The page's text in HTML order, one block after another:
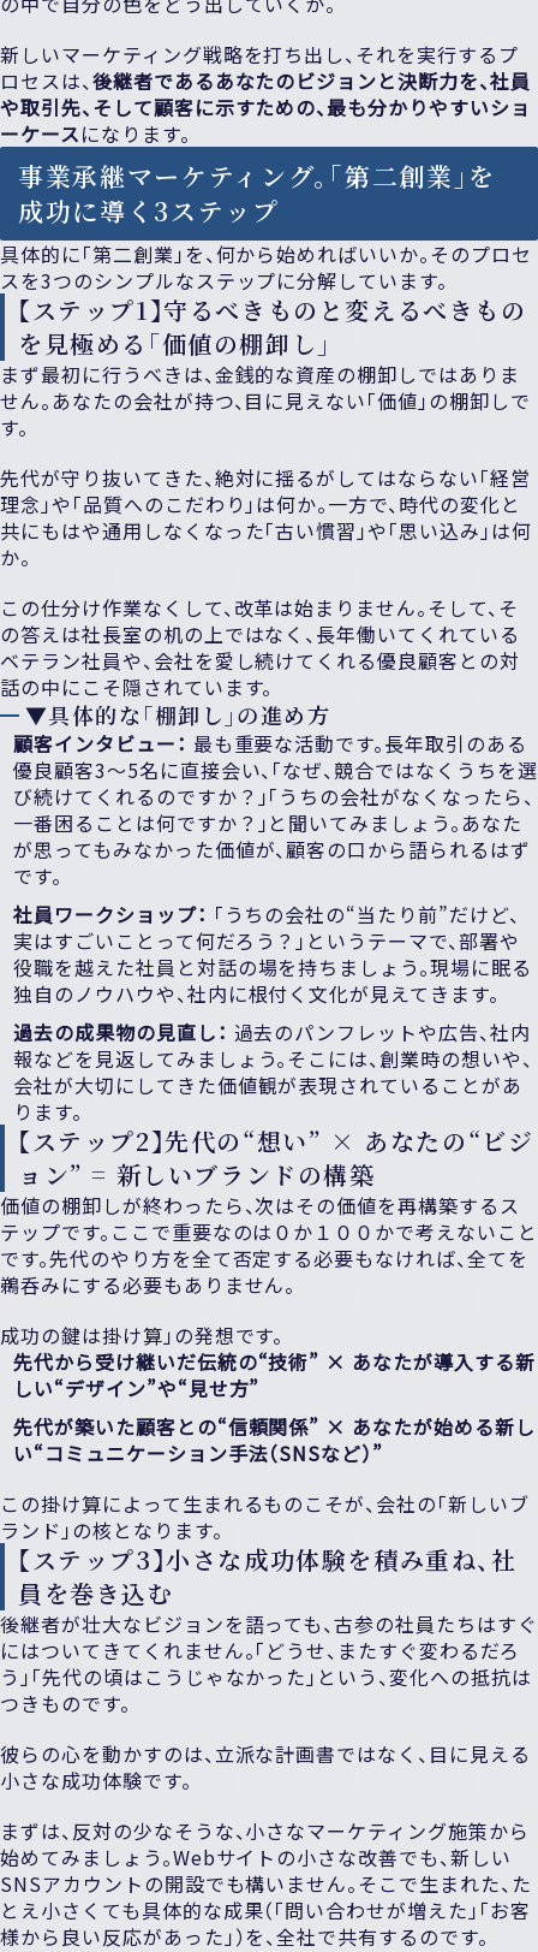
新しいマーケティング戦略を打ち出し、それを実行するプ
ロセスは、後継者であるあなたのビジョンと決断力を、社員
や取引先、そして顧客に示すための、最も分かりやすいショ
ーケースになります。
事業承継マーケティング。「第二創業」を
成功に導く3ステップ
具体的に「第二創業」を、何から始めればいいか。そのプロセ
スを3つのシンプルなステップに分解しています。
【ステップ1】守るべきものと変えるべきもの
を見極める「価値の棚卸し」
まず最初に行うべきは、金銭的な資産の棚卸しではありま
せん。あなたの会社が持つ、目に見えない「価値」の棚卸しで
す。
先代が守り抜いてきた、絶対に揺るがしてはならない「経営
理念」や「品質へのこだわり」は何か。一方で、時代の変化と
共にもはや通用しなくなった「古い慣習」や「思い込み」は何
か。
この仕分け作業なくして、改革は始まりません。そして、そ
の答えは社長室の机の上ではなく、長年働いてくれている
ベテラン社員や、会社を愛し続けてくれる優良顧客との対
話の中にこそ隠されています。
▼具体的な「棚卸し」の進め方
顧客インタビュー： 最も重要な活動です。長年取引のある
優良顧客3〜5名に直接会い、「なぜ、競合ではなくうちを選
び続けてくれるのですか？」「うちの会社がなくなったら、
一番困ることは何ですか？」と聞いてみましょう。あなた
が思ってもみなかった価値が、顧客の口から語られるはず
です。
社員ワークショップ： 「うちの会社の“当たり前”だけど、
実はすごいことって何だろう？」というテーマで、部署や
役職を越えた社員と対話の場を持ちましょう。現場に眠る
独自のノウハウや、社内に根付く文化が見えてきます。
過去の成果物の見直し： 過去のパンフレットや広告、社内
報などを見返してみましょう。そこには、創業時の想いや、
会社が大切にしてきた価値観が表現されていることがあ
ります。
【ステップ2】先代の“想い” × あなたの“ビジ
ョン” = 新しいブランドの構築
価値の棚卸しが終わったら、次はその価値を再構築するス
テップです。ここで重要なのは０か１００かで考えないこと
です。先代のやり方を全て否定する必要もなければ、全てを
鵜呑みにする必要もありません。
成功の鍵は掛け算」の発想です。
先代から受け継いだ伝統の“技術” × あなたが導入する新
しい“デザイン”や“見せ方”
先代が築いた顧客との“信頼関係” × あなたが始める新し
い“コミュニケーション手法（SNSなど）”
この掛け算によって生まれるものこそが、会社の「新しいブ
ランド」の核となります。
【ステップ3】小さな成功体験を積み重ね、社
員を巻き込む
後継者が壮大なビジョンを語っても、古参の社員たちはすぐ
にはついてきてくれません。「どうせ、またすぐ変わるだろ
う」「先代の頃はこうじゃなかった」という、変化への抵抗は
つきものです。
彼らの心を動かすのは、立派な計画書ではなく、目に見える
小さな成功体験です。
まずは、反対の少なそうな、小さなマーケティング施策から
始めてみましょう。Webサイトの小さな改善でも、新しい
SNSアカウントの開設でも構いません。そこで生まれた、た
とえ小さくても具体的な成果（「問い合わせが増えた」「お客
様から良い反応があった」）を、全社で共有するのです。